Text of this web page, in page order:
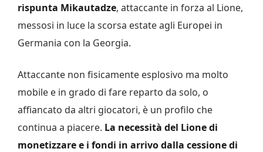
rispunta Mikautadze, attaccante in forza al Lione,
messosi in luce la scorsa estate agli Europei in
Germania con la Georgia.
Attaccante non fisicamente esplosivo ma molto
mobile e in grado di fare reparto da solo, o
affiancato da altri giocatori, è un profilo che
continua a piacere. La necessità del Lione di
monetizzare e i fondi in arrivo dalla cessione di